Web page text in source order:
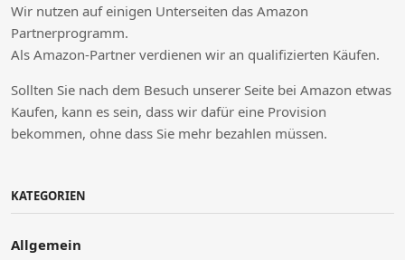
Wir nutzen auf einigen Unterseiten das Amazon
Partnerprogramm.
Als Amazon-Partner verdienen wir an qualifizierten Käufen.
Sollten Sie nach dem Besuch unserer Seite bei Amazon etwas
Kaufen, kann es sein, dass wir dafür eine Provision
bekommen, ohne dass Sie mehr bezahlen müssen.
KATEGORIEN
Allgemein